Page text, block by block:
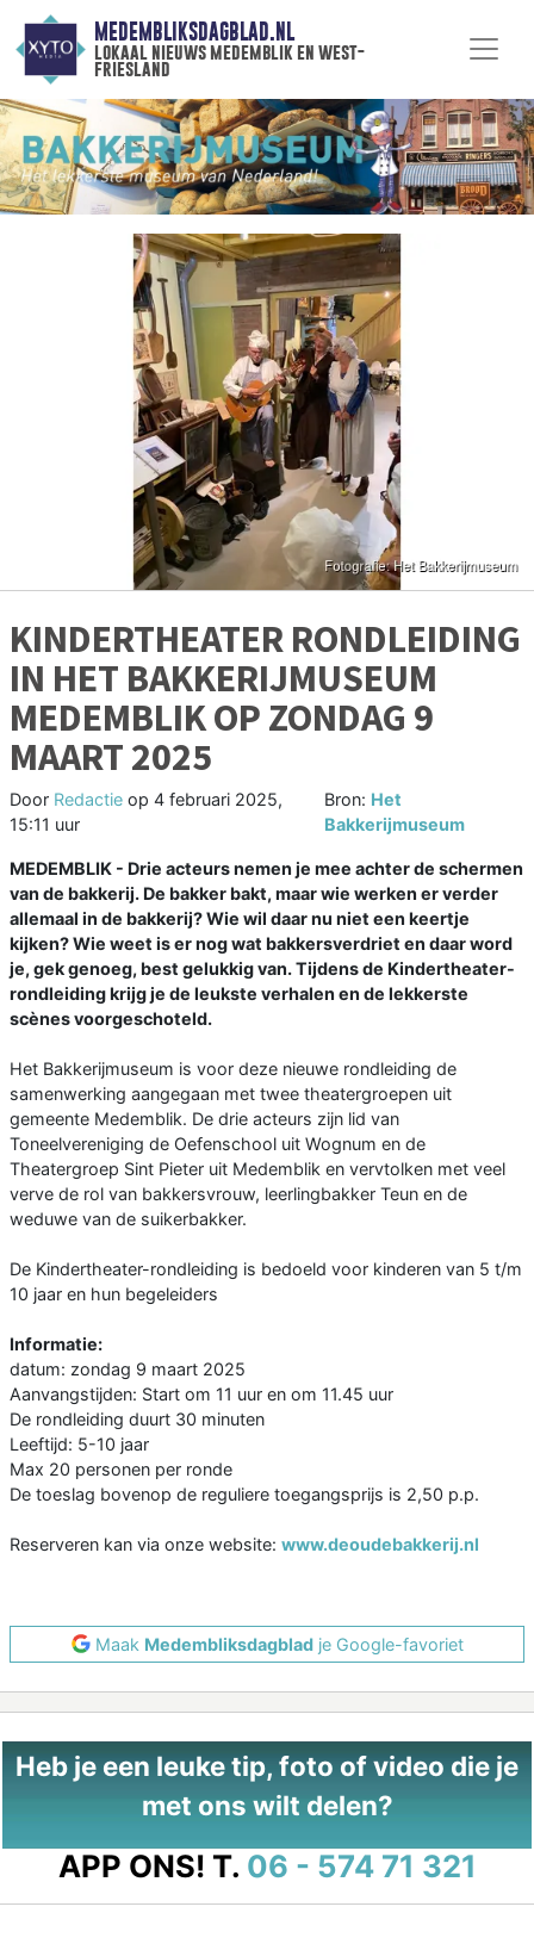
MEDEMBLIKSDAGBLAD.NL
lokaal nieuws medemblik en west-
friesland
KINDERTHEATER RONDLEIDING
IN HET BAKKERIJMUSEUM
MEDEMBLIK OP ZONDAG 9
MAART 2025
Door Redactie op 4 februari 2025,
15:11 uur
Bron: Het
Bakkerijmuseum
MEDEMBLIK - Drie acteurs nemen je mee achter de schermen
van de bakkerij. De bakker bakt, maar wie werken er verder
allemaal in de bakkerij? Wie wil daar nu niet een keertje
kijken? Wie weet is er nog wat bakkersverdriet en daar word
je, gek genoeg, best gelukkig van. Tijdens de Kindertheater-
rondleiding krijg je de leukste verhalen en de lekkerste
scènes voorgeschoteld.
Het Bakkerijmuseum is voor deze nieuwe rondleiding de
samenwerking aangegaan met twee theatergroepen uit
gemeente Medemblik. De drie acteurs zijn lid van
Toneelvereniging de Oefenschool uit Wognum en de
Theatergroep Sint Pieter uit Medemblik en vervtolken met veel
verve de rol van bakkersvrouw, leerlingbakker Teun en de
weduwe van de suikerbakker.
De Kindertheater-rondleiding is bedoeld voor kinderen van 5 t/m
10 jaar en hun begeleiders
Informatie:
datum: zondag 9 maart 2025
Aanvangstijden: Start om 11 uur en om 11.45 uur
De rondleiding duurt 30 minuten
Leeftijd: 5-10 jaar
Max 20 personen per ronde
De toeslag bovenop de reguliere toegangsprijs is 2,50 p.p.
Reserveren kan via onze website: www.deoudebakkerij.nl
Maak Medembliksdagbladje Google-favoriet
Heb je een leuke tip, foto of video die je
met ons wilt delen?
APP ONS! T. 06 - 574 71 321